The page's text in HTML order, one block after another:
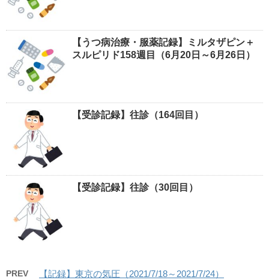
【うつ病治療・服薬記録】ミルタザピン＋
スルピリド158週目（6月20日～6月26日）
【受診記録】往診（164回目）
【受診記録】往診（30回目）
PREV 【記録】東京の気圧（2021/7/18～2021/7/24）